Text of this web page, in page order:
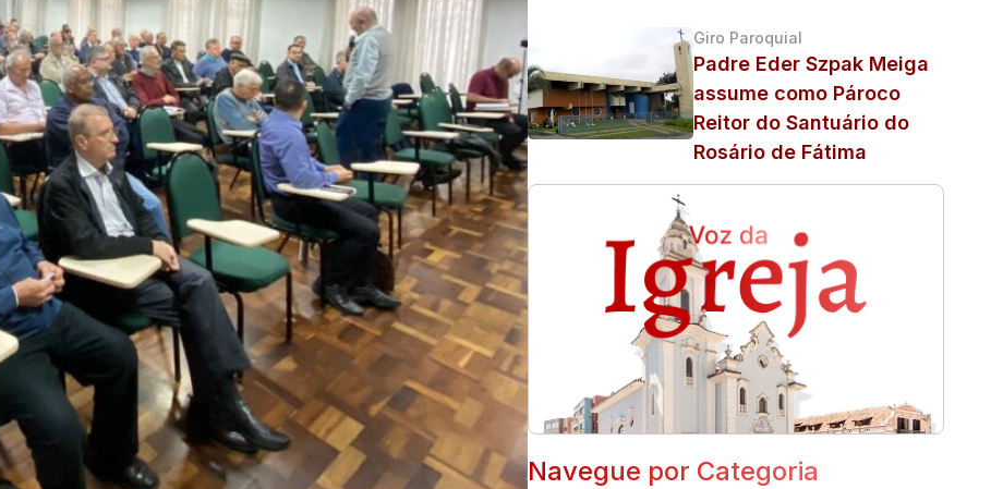
Giro Paroquial
Padre Eder Szpak Meiga
assume como Pároco
Reitor do Santuário do
Rosário de Fátima
Navegue por Categoria